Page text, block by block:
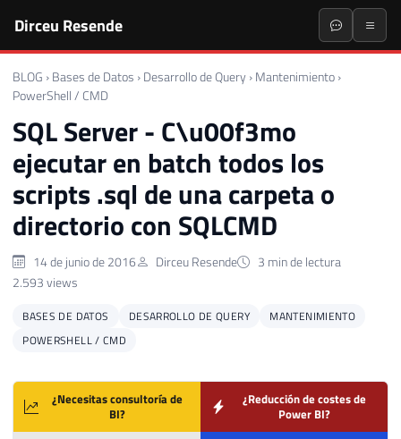
Dirceu Resende
BLOG › Bases de Datos › Desarrollo de Query › Mantenimiento ›
PowerShell / CMD
SQL Server - C\u00f3mo
ejecutar en batch todos los
scripts .sql de una carpeta o
directorio con SQLCMD
14 de junio de 2016 Dirceu Resende
3 min de lectura
2.593 views
BASES DE DATOS DESARROLLO DE QUERY
MANTENIMIENTO
POWERSHELL / CMD
¿Necesitas consultoría de
BI?
¿Reducción de costes de
Power BI?